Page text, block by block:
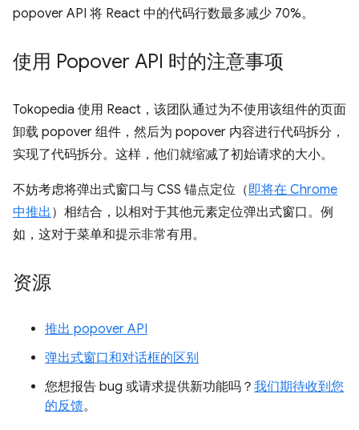
popover API 将 React 中的代码行数最多减少 70%。
使用 Popover API 时的注意事项
Tokopedia 使用 React，该团队通过为不使用该组件的页面
卸载 popover 组件，然后为 popover 内容进行代码拆分，
实现了代码拆分。这样，他们就缩减了初始请求的大小。
不妨考虑将弹出式窗口与 CSS 锚点定位（即将在 Chrome
中推出 ）相结合，以相对于其他元素定位弹出式窗口。例
如，这对于菜单和提示非常有用。
资源
推出 popover API
弹出式窗口和对话框的区别
您想报告 bug 或请求提供新功能吗？ 我们期待收到您
的反馈。